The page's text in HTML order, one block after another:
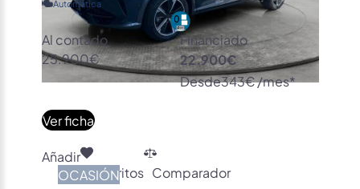
Automática
Al contado
25.900€
Financiado
22.900€
Desde343€ /mes*
Ver ficha
Añadir
Favoritos Comparador
OCASIÓN